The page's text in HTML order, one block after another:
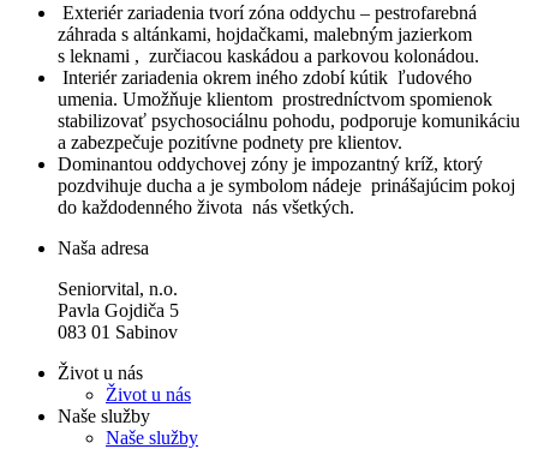
Exteriér zariadenia tvorí zóna oddychu – pestrofarebná
záhrada s altánkami, hojdačkami, malebným jazierkom
s leknami , zurčiacou kaskádou a parkovou kolonádou.
Interiér zariadenia okrem iného zdobí kútik ľudového
umenia. Umožňuje klientom prostredníctvom spomienok
stabilizovať psychosociálnu pohodu, podporuje komunikáciu
a zabezpečuje pozitívne podnety pre klientov.
Dominantou oddychovej zóny je impozantný kríž, ktorý
pozdvihuje ducha a je symbolom nádeje prinášajúcim pokoj
do každodenného života nás všetkých.
Naša adresa
Seniorvital, n.o.
Pavla Gojdiča 5
083 01 Sabinov
Život u nás
Život u nás
Naše služby
Naše služby